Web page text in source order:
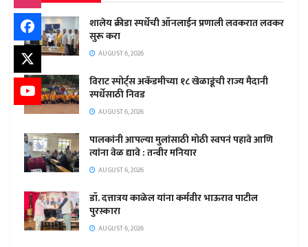
शालेय क्रीडा स्पर्धेची ऑनलाईन प्रणाली लवकरात लवकर
सुरू करा
AUGUST 6, 2026
विराट स्पोर्ट्स अकॅडमीच्या १८ खेळाडूंची राज्य मैदानी
स्पर्धेसाठी निवड
AUGUST 6, 2026
पालकांनी आपल्या मुलांसाठी मोठी स्वपनं पहावे आणि
त्यांना वेळ द्यावे : तन्वीर मनियार
AUGUST 6, 2026
डॉ. दत्तात्रय काळेल यांना कर्मवीर भाऊराव पाटील
पुरस्कारा
AUGUST 6, 2026